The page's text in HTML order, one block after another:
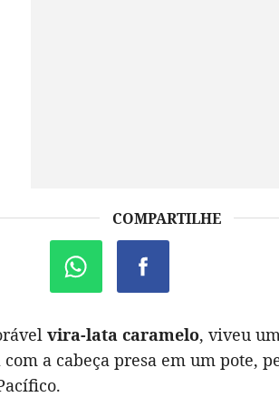
COMPARTILHE
vira-lata caramelo, viveu
a cabeça presa em um pote,